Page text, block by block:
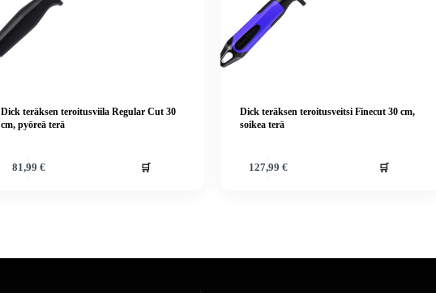
Dick teräksen teroitusviila Regular Cut 30
cm, pyöreä terä
81,99€ 🛒
Dick teräksen teroitusveitsi Finecut 30 cm,
soikea terä
127,99 € 🛒